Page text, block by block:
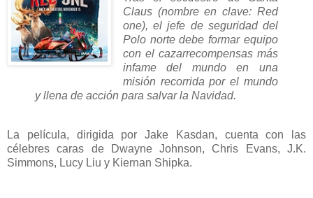
Claus (nombre en clave: Red
one), el jefe de seguridad del
Polo norte debe formar equipo
con el cazarrecompensas más
infame del mundo en una
misión recorrida por el mundo
y llena de acción para salvar la Navidad.
La película, dirigida por Jake Kasdan, cuenta con las
célebres caras de Dwayne Johnson, Chris Evans, J.K.
Simmons, Lucy Liu y Kiernan Shipka.